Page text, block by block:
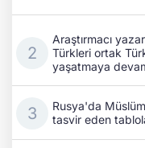
Araştırmacı
Türkleri ortak
yaşatmaya
Rusya'da
tasvir eden